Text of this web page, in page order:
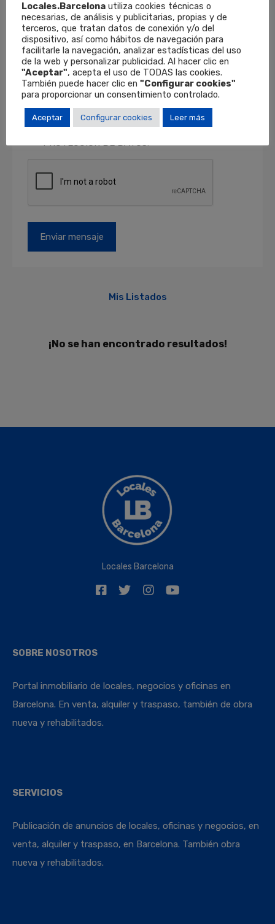
He leído y acepto laPolítica de Privacidad
Finalidades: Responder a sus solicitudes y
remitirle información comercial de nuestros
productos y servicios, incluso por medios
electrónicos.Derechos: Puede retirar su
consentimiento en cualquier momento, así
otros derechos en locales@locales.barcelona.
Más información en el apartado de
PROTECCIÓN DE DATOS.
Mis Listados
¡No se han encontrado resultados!
Locales Barcelona
SOBRE NOSOTROS
Portal inmobiliario de locales, negocios y oficinas en
Barcelona. En venta, alquiler y traspaso, también de obra
nueva y rehabilitados.
SERVICIOS
Publicación de anuncios de locales, oficinas y negocios, en
venta, alquiler y traspaso, en Barcelona. También obra
nueva y rehabilitados.
Locales.Barcelona utiliza cookies técnicas o
necesarias, de análisis y publicitarias, propias y de
terceros, que tratan datos de conexión y/o del
dispositivo, así como hábitos de navegación para
facilitarle la navegación, analizar estadísticas del uso
de la web y personalizar publicidad. Al hacer clic en
"Aceptar", acepta el uso de TODAS las cookies.
También puede hacer clic en "Configurar cookies"
para proporcionar un consentimiento controlado.
Aceptar Configurar cookies Leer más